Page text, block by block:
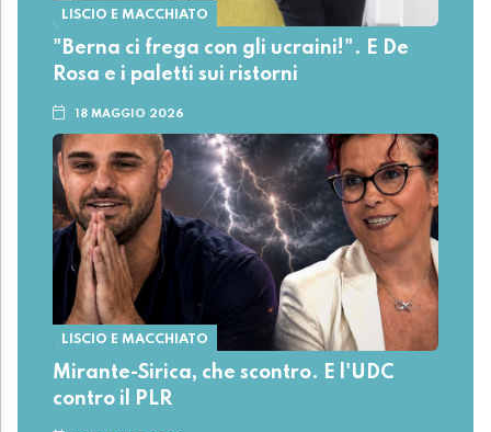
LISCIO E MACCHIATO
"Berna ci frega con gli ucraini!". E De
Rosa e i paletti sui ristorni
18 MAGGIO 2026
LISCIO E MACCHIATO
Mirante-Sirica, che scontro. E l'UDC
contro il PLR